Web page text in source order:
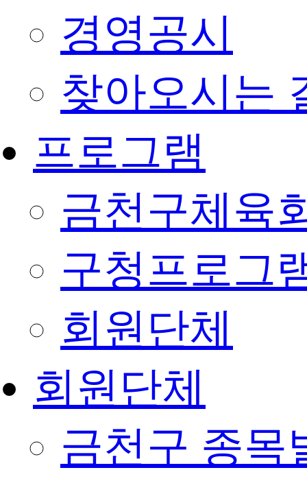
경영공시
찾아오시는
프로그램
금천구체육
구청프로그
회원단체
회원단체
금천구 종목